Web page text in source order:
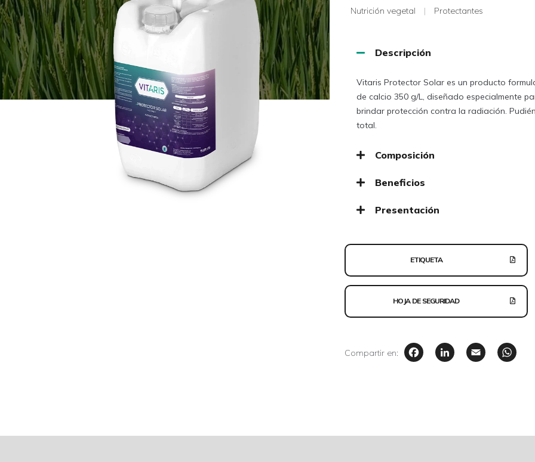
Nutrición vegetal | Protectantes
Descripción
Vitaris Protector Solar es un producto
de calcio 350 g/L, diseñado especialmente
brindar protección contra la radiación.
total.
Composición
Beneficios
Presentación
ETIQUETA
HOJA DE SEGURIDAD
Compartir en: Facebook
LinkedIn
Email